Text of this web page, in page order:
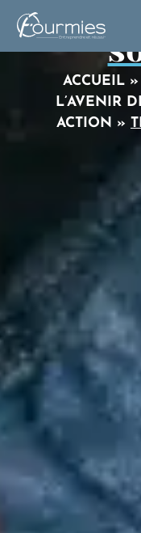
ACCUEIL»
L’AVENIR
ACTION »